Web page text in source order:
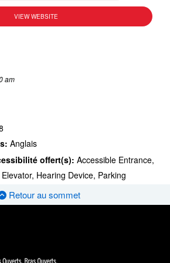
VIEW WEBSITE
am
Anglais
offert(s): Accessible Entrance,
Hearing Device, Parking
Retour au sommet